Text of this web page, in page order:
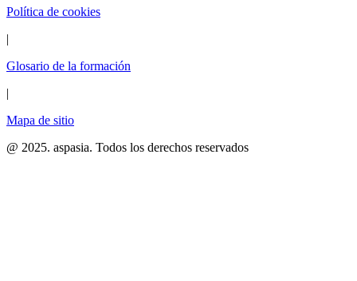
Política de cookies
|
Glosario de la formación
|
Mapa de sitio
@ 2025. aspasia. Todos los derechos reservados